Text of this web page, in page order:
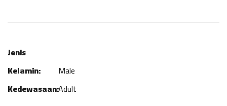
Jenis
Kelamin:
Male
Kedewasaan:Adult